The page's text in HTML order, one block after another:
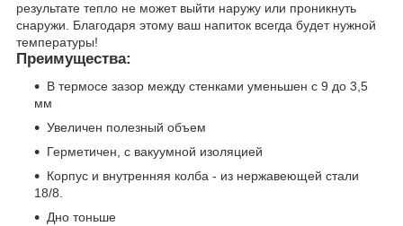
результате тепло не может выйти наружу или проникнуть
снаружи. Благодаря этому ваш напиток всегда будет нужной
температуры!
Преимущества:
В термосе зазор между стенками уменьшен с 9 до 3,5
мм
Увеличен полезный объем
Герметичен, с вакуумной изоляцией
Корпус и внутренняя колба - из нержавеющей стали
18/8.
Дно тоньше